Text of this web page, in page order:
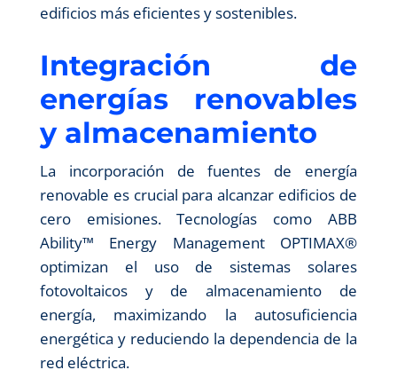
edificios más eficientes y sostenibles.
Integración de
energías renovables
y almacenamiento
La incorporación de fuentes de energía
renovable es crucial para alcanzar edificios de
cero emisiones. Tecnologías como ABB
Ability™ Energy Management OPTIMAX®
optimizan el uso de sistemas solares
fotovoltaicos y de almacenamiento de
energía, maximizando la autosuficiencia
energética y reduciendo la dependencia de la
red eléctrica.